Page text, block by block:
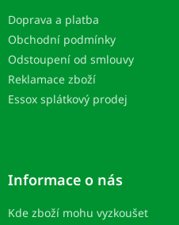
Doprava a platba
Obchodní podmínky
Odstoupení od smlouvy
Reklamace zboží
Essox splátkový prodej
Informace o nás
Kde zboží mohu vyzkoušet